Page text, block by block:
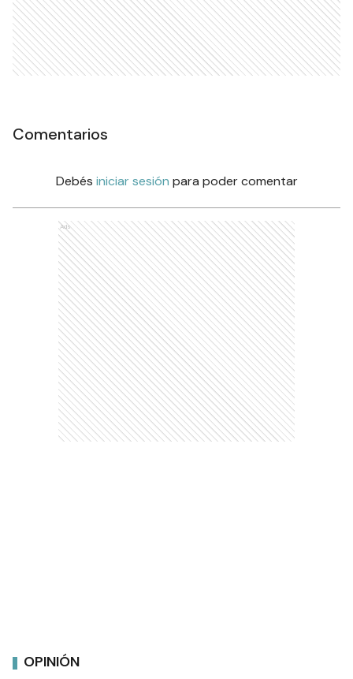
Comentarios
Debés iniciar sesión para poder comentar
Ads
OPINIÓN